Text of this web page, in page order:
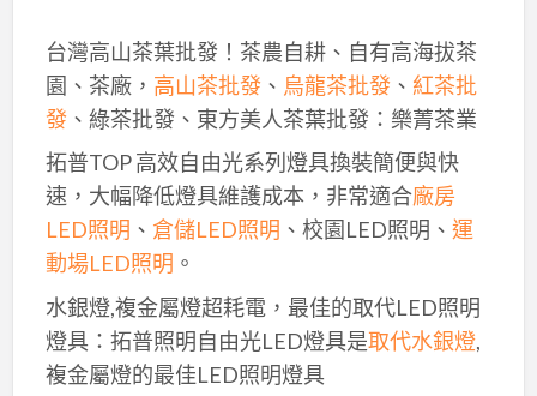
台灣高山茶葉批發！茶農自耕、自有高海拔茶
園、茶廠， 高山茶批發、 烏龍茶批發、 紅茶批
發、綠茶批發、東方美人茶葉批發：樂菁茶業
拓普TOP 高效自由光系列燈具換裝簡便與快
速，大幅降低燈具維護成本，非常適合廠房
LED照明 、 倉儲LED照明 、校園LED照明、 運
動場LED照明 。
水銀燈,複金屬燈超耗電，最佳的取代LED照明
燈具：拓普照明自由光LED燈具是取代水銀燈,
複金屬燈的最佳LED照明燈具